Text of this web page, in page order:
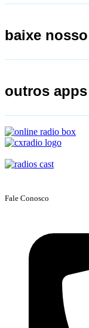
baixe
outros apps
Fale Conosco